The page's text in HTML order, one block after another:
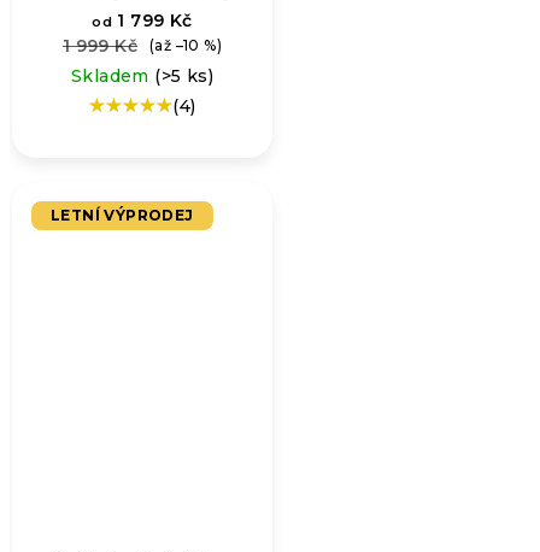
od 1 799 Kč
1 999 Kč
(až –10 %)
Skladem (>5 ks)
Průměrné
5,0
z
(4)
LETNÍ VÝPRODEJ